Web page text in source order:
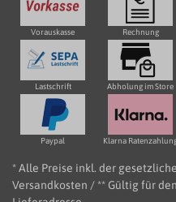
Vorauskasse Rechnung
Lastschrift Abholung im Store
Paypal Klarna
* Alle Preise inkl. der
Versandkosten / ** Gültig für